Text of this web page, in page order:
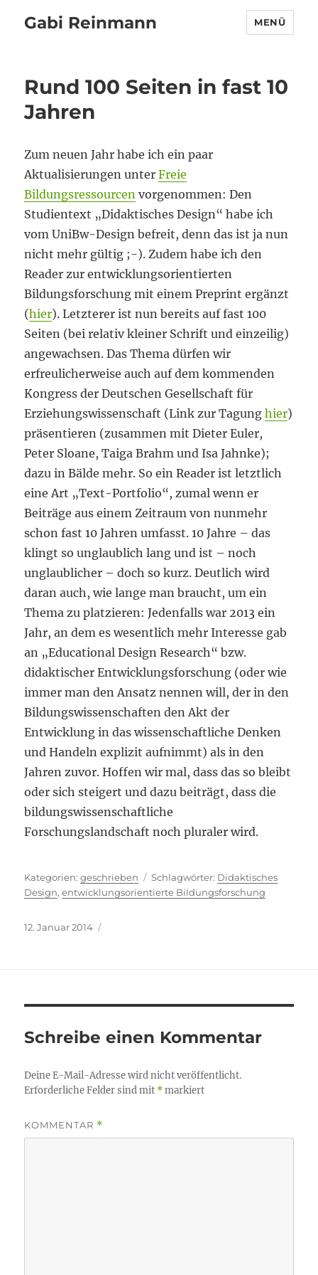
Gabi Reinmann MENÜ
Rund 100 Seiten in fast 10
Jahren
Zum neuen Jahr habe ich ein paar
Aktualisierungen unterFreie
Bildungsressourcen vorgenommen: Den
Studientext „Didaktisches Design“ habe ich
vom UniBw-Design befreit, denn das ist ja nun
nicht mehr gültig ;-). Zudem habe ich den
Reader zur entwicklungsorientierten
Bildungsforschung mit einem Preprint ergänzt
(hier). Letzterer ist nun bereits auf fast 100
Seiten (bei relativ kleiner Schrift und einzeilig)
angewachsen. Das Thema dürfen wir
erfreulicherweise auch auf dem kommenden
Kongress der Deutschen Gesellschaft für
Erziehungswissenschaft (Link zur Tagunghier)
präsentieren (zusammen mit Dieter Euler,
Peter Sloane, Taiga Brahm und Isa Jahnke);
dazu in Bälde mehr. So ein Reader ist letztlich
eine Art „Text-Portfolio“, zumal wenn er
Beiträge aus einem Zeitraum von nunmehr
schon fast 10 Jahren umfasst. 10 Jahre – das
klingt so unglaublich lang und ist – noch
unglaublicher – doch so kurz. Deutlich wird
daran auch, wie lange man braucht, um ein
Thema zu platzieren: Jedenfalls war 2013 ein
Jahr, an dem es wesentlich mehr Interesse gab
an „Educational Design Research“ bzw.
didaktischer Entwicklungsforschung (oder wie
immer man den Ansatz nennen will, der in den
Bildungswissenschaften den Akt der
Entwicklung in das wissenschaftliche Denken
und Handeln explizit aufnimmt) als in den
Jahren zuvor. Hoffen wir mal, dass das so bleibt
oder sich steigert und dazu beiträgt, dass die
bildungswissenschaftliche
Forschungslandschaft noch pluraler wird.
Kategorien
geschrieben Schlagwörter
Didaktisches
Design,entwicklungsorientierte Bildungsforschung
Veröffentlicht
12. Januar 2014
Schreibe einen Kommentar
Deine E-Mail-Adresse wird nicht veröffentlicht.
Erforderliche Felder sind mit *markiert
KOMMENTAR *